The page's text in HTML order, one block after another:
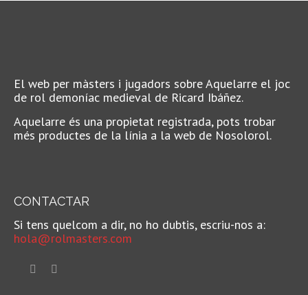
El web per màsters i jugadors sobre Aquelarre el joc
de rol demoníac medieval de Ricard Ibáñez.
Aquelarre és una propietat registrada, pots trobar
més productes de la línia a la web de Nosolorol.
CONTACTAR
Si tens quelcom a dir, no ho dubtis, escriu-nos a:
hola@rolmasters.com